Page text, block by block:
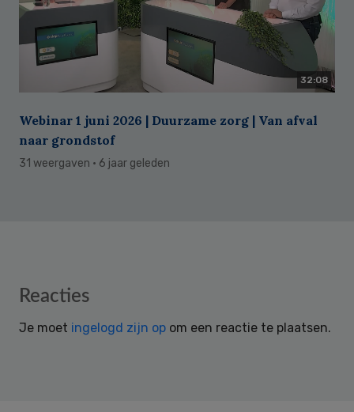
32:08
Webinar 1 juni 2026 | Duurzame zorg | Van afval
naar grondstof
31 weergaven · 6 jaar geleden
Reader
Reacties
Je moet ingelogd zijn op om een reactie te plaatsen.